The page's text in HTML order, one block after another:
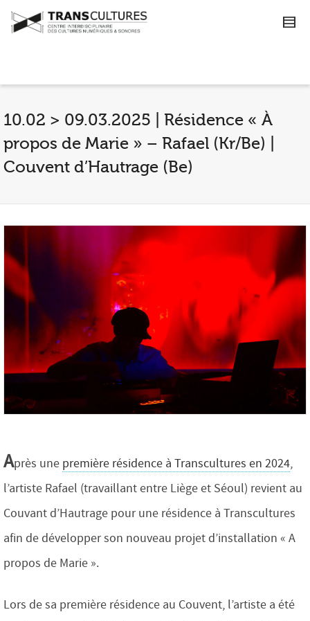
10.02 > 09.03.2025 | Résidence « À
propos de Marie » – Rafael (Kr/Be) |
Couvent d’Hautrage (Be)
Après une première résidence à Transcultures en 2024,
l’artiste Rafael (travaillant entre Liège et Séoul) revient au
Couvant d’Hautrage pour une résidence à Transcultures
afin de développer son nouveau projet d’installation « A
propos de Marie ».
Lors de sa première résidence au Couvent, l’artiste a été